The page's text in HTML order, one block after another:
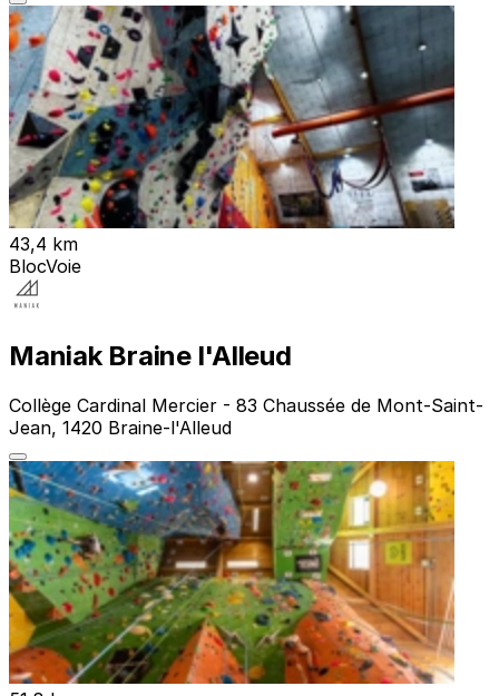
43,4 km
BlocVoie
Maniak Braine l'Alleud
Collège Cardinal Mercier - 83 Chaussée de Mont-Saint-
Jean, 1420 Braine-l'Alleud